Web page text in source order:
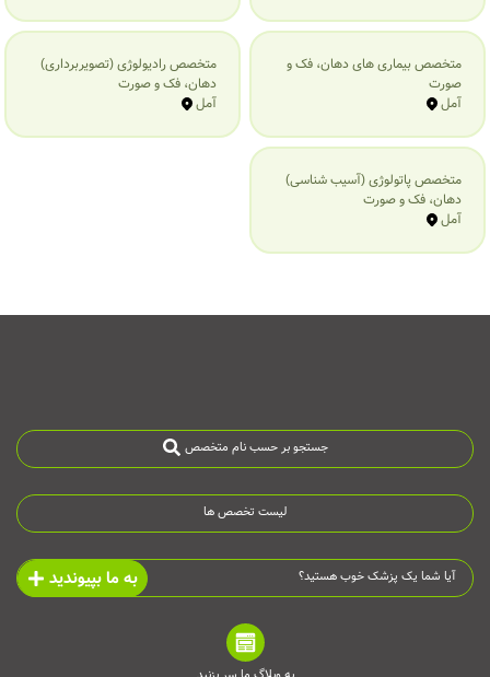
متخصص بیماری‌ های دهان، فک و
صورت
آمل
متخصص رادیولوژی (تصویربرداری)
دهان، فک و صورت
آمل
متخصص پاتولوژی (آسیب شناسی)
دهان، فک و صورت
آمل
جستجو بر حسب نام متخصص
لیست تخصص ها
آیا شما یک پزشک خوب هستید؟ به ما بپیوندید